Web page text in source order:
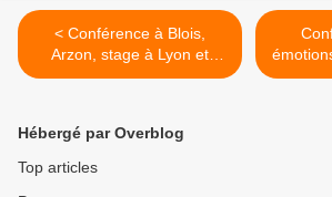
< Conférence à Blois,
Arzon, stage à Lyon et
Colmar
Hébergé par Overblog
Top articles